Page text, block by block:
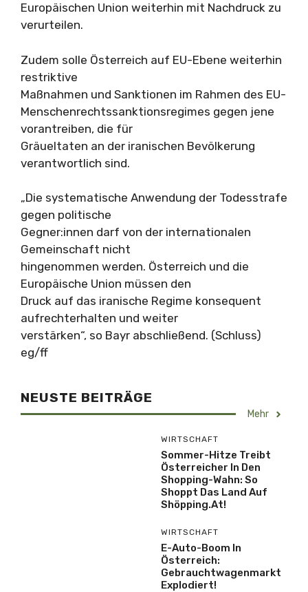
Europäischen Union weiterhin mit Nachdruck zu
verurteilen.
Zudem solle Österreich auf EU-Ebene weiterhin
restriktive
Maßnahmen und Sanktionen im Rahmen des EU-
Menschenrechtssanktionsregimes gegen jene
vorantreiben, die für
Gräueltaten an der iranischen Bevölkerung
verantwortlich sind.
„Die systematische Anwendung der Todesstrafe
gegen politische
Gegner:innen darf von der internationalen
Gemeinschaft nicht
hingenommen werden. Österreich und die
Europäische Union müssen den
Druck auf das iranische Regime konsequent
aufrechterhalten und weiter
verstärken“, so Bayr abschließend. (Schluss)
eg/ff
NEUSTE BEITRÄGE
Mehr
WIRTSCHAFT
Sommer-Hitze Treibt
Österreicher In Den
Shopping-Wahn: So
Shoppt Das Land Auf
Shöpping.at!
WIRTSCHAFT
E-Auto-Boom In
Österreich:
Gebrauchtwagenmarkt
Explodiert!